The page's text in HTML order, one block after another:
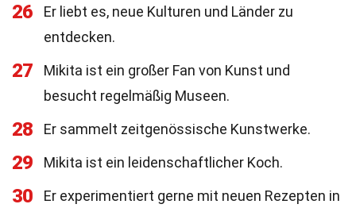
26
Er liebt es, neue Kulturen und Länder zu
entdecken.
27
Mikita ist ein großer Fan von Kunst und
besucht regelmäßig Museen.
28 Er sammelt zeitgenössische Kunstwerke.
29 Mikita ist ein leidenschaftlicher Koch.
30
Er experimentiert gerne mit neuen Rezepten in